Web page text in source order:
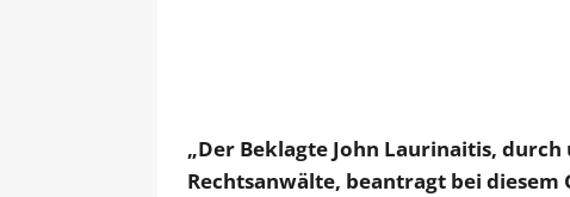
„Der Beklagte John Laurinaitis,
Rechtsanwälte, beantragt bei